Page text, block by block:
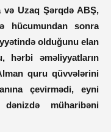
Uzaq Şərqdə ABŞ,
hücumundan sonra
olduğunu elan
hərbi əməliyyatların
quru qüvvələrini
çevirmədi, eyni
dənizdə müharibəni